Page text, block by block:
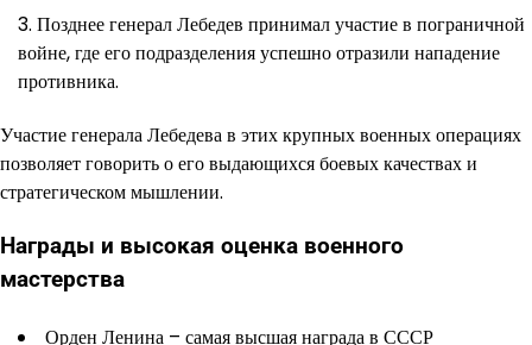
Позднее генерал Лебедев принимал участие в пограничной
войне, где его подразделения успешно отразили нападение
противника.
Участие генерала Лебедева в этих крупных военных операциях
позволяет говорить о его выдающихся боевых качествах и
стратегическом мышлении.
Награды и высокая оценка военного
мастерства
Орден Ленина – самая высшая награда в СССР